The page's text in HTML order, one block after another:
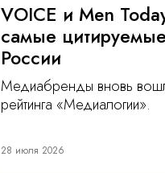
VOICE и Men
самые
России
Медиабренды вновь
рейтинга «Медиалогии».
28 июля 2026